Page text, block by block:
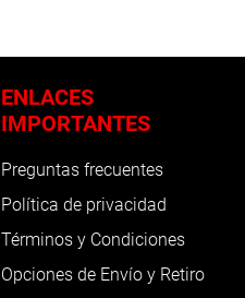
ENLACES
IMPORTANTES
Preguntas frecuentes
Política de privacidad
Términos y Condiciones
Opciones de Envío y Retiro